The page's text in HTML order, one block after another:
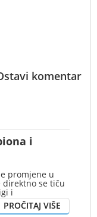
komentar
i
promjene u
direktno se tiču
i